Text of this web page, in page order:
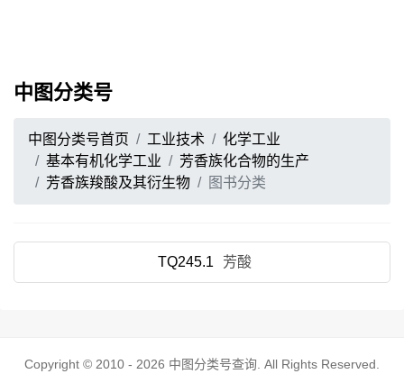
中图分类号
中图分类号首页 工业技术
化学工业
基本有机化学工业
芳香族化合物的生产
芳香族羧酸及其衍生物
图书分类
TQ245.1 芳酸
Copyright © 2010 - 2026 中图分类号查询 . All Rights Reserved.